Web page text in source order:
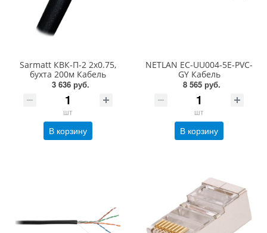
Sarmatt КВК-П-2 2х0.75,
бухта 200м Кабель
3 636 руб.
шт
В корзину
NETLAN EC-UU004-5E-PVC-
GY Кабель
8 565 руб.
шт
В корзину